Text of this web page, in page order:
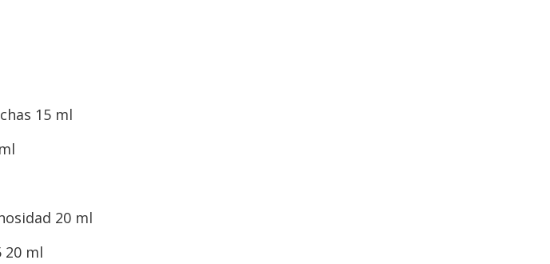
15 ml
20 ml
20 ml